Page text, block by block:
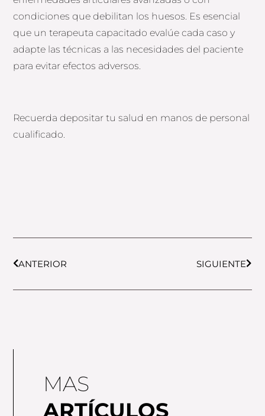
condiciones que debilitan los huesos. Es esencial
que un terapeuta capacitado evalúe cada caso y
adapte las técnicas a las necesidades del paciente
para evitar efectos adversos.
Recuerda depositar tu salud en manos de personal
cualificado.
ANTERIOR
SIGUIENTE
MAS
ARTÍCULOS